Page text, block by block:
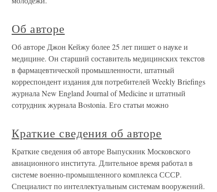
Об авторе
Об авторе Джон Кейжу более 25 лет пишет о науке и
медицине. Он старший составитель медицинских текстов
в фармацевтической промышленности, штатный
корреспондент издания для потребителей Weekly Briefings
журнала New England Journal of Medicine и штатный
сотрудник журнала Bostonia. Его статьи можно
Краткие сведения об авторе
Краткие сведения об авторе Выпускник Московского
авиационного института. Длительное время работал в
системе военно-промышленного комплекса СССР.
Специалист по интеллектуальным системам вооружений.